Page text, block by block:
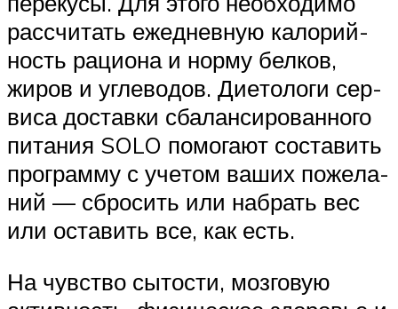
рас­счи­тать еже­днев­ную кало­рий­
ность раци­она и норму бел­ков,
жиров и угле­во­дов. Дие­то­логи сер­
виса доставки сба­лан­си­ро­ван­ного
пита­ния SOLO помо­гают соста­вить
про­грамму с уче­том ваших поже­ла­
ний — сбро­сить или набрать вес
или оста­вить все, как есть.
На чув­ство сыто­сти, моз­го­вую